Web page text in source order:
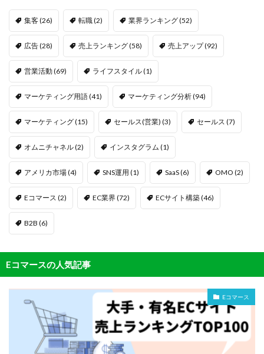
集客(26) 転職(2) 業界ランキング(52)
広告(28) 売上ランキング(58) 売上アップ(92)
営業活動(69) ライフスタイル(1)
マーケティング用語(41) マーケティング分析(94)
マーケティング(15) セールス(営業) (3) セールス (7)
オムニチャネル(2) インスタグラム (1)
アメリカ市場(4) SNS運用 (1) SaaS(6) OMO (2)
Eコマース (2) EC業界(72) ECサイト構築(46)
B2B (6)
Eコマースの人気記事
Eコマース